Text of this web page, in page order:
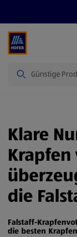
Klare
Krapfen
die
Falstaff-
die besten